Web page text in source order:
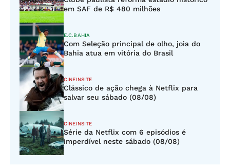
em SAF de R$ 480 milhões
E.C.BAHIA
Com Seleção principal de olho, joia do
Bahia atua em vitória do Brasil
CINEINSITE
Clássico de ação chega à Netflix para
salvar seu sábado (08/08)
CINEINSITE
Série da Netflix com 6 episódios é
imperdível neste sábado (08/08)